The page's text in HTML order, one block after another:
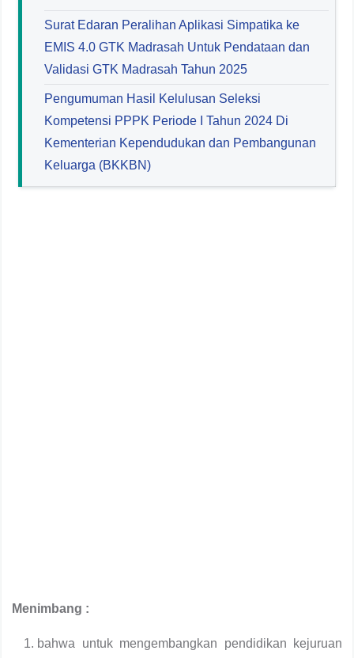
Surat Edaran Peralihan Aplikasi Simpatika ke
EMIS 4.0 GTK Madrasah Untuk Pendataan dan
Validasi GTK Madrasah Tahun 2025
Pengumuman Hasil Kelulusan Seleksi
Kompetensi PPPK Periode I Tahun 2024 Di
Kementerian Kependudukan dan Pembangunan
Keluarga (BKKBN)
Menimbang :
bahwa untuk mengembangkan pendidikan kejuruan